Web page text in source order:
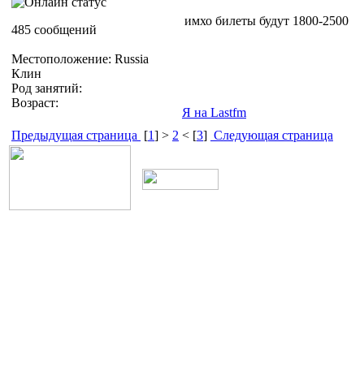
485 сообщений
Местоположение: Russia
Клин
Род занятий:
Возраст:
имхо билеты будут 1800-2500
Я на Lastfm
Предыдущая страница [1] > 2 < [3] Следующая страница